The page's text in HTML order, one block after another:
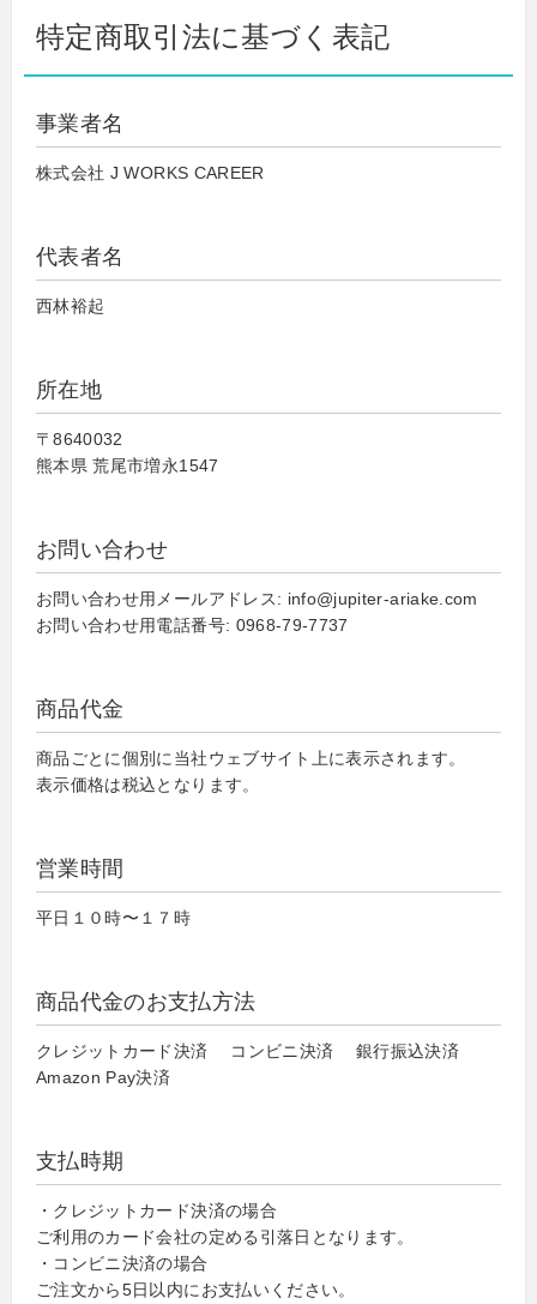
特定商取引法に基づく表記
事業者名
株式会社 J WORKS CAREER
代表者名
西林裕起
所在地
〒8640032
熊本県 荒尾市増永1547
お問い合わせ
お問い合わせ用メールアドレス: info@jupiter-ariake.com
お問い合わせ用電話番号: 0968-79-7737
商品代金
商品ごとに個別に当社ウェブサイト上に表示されます。
表示価格は税込となります。
営業時間
平日１０時〜１７時
商品代金のお支払方法
クレジットカード決済 コンビニ決済 銀行振込決済
Amazon Pay決済
支払時期
・クレジットカード決済の場合
ご利用のカード会社の定める引落日となります。
・コンビニ決済の場合
ご注文から5日以内にお支払いください。